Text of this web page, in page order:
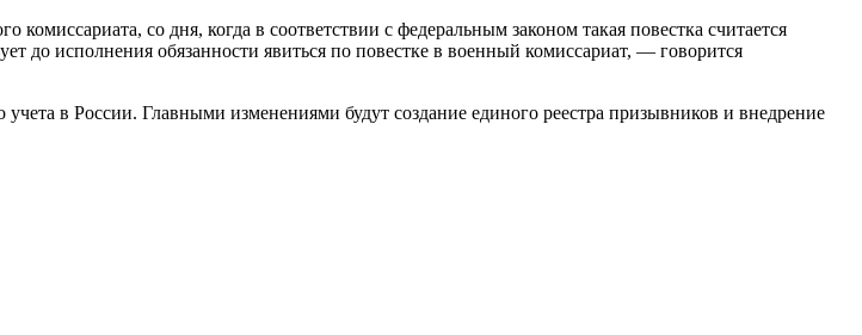
со дня, когда в соответствии с федеральным законом такая повестка считается
до исполнения обязанности явиться по повестке в военный комиссариат, — говорится
в России. Главными изменениями будут создание единого реестра призывников и внедрение